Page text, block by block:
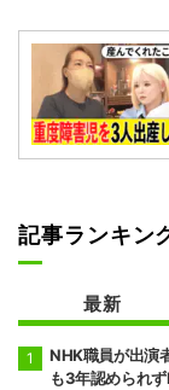
記事ランキン
最新
NHK職員が出演
も3年認められ